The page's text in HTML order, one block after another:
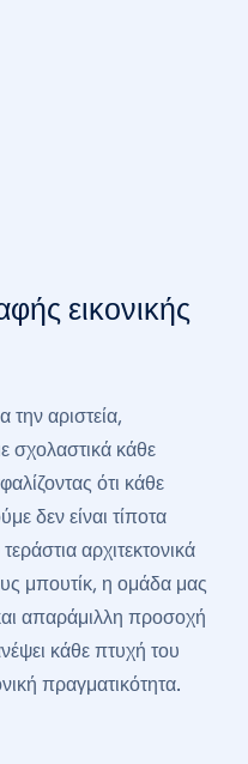
εικονικής
την αριστεία,
σχολαστικά κάθε
ότι κάθε
δεν είναι τίποτα
αρχιτεκτονικά
μπουτίκ, η ομάδα μας
απαράμιλλη προσοχή
κάθε πτυχή του
πραγματικότητα.